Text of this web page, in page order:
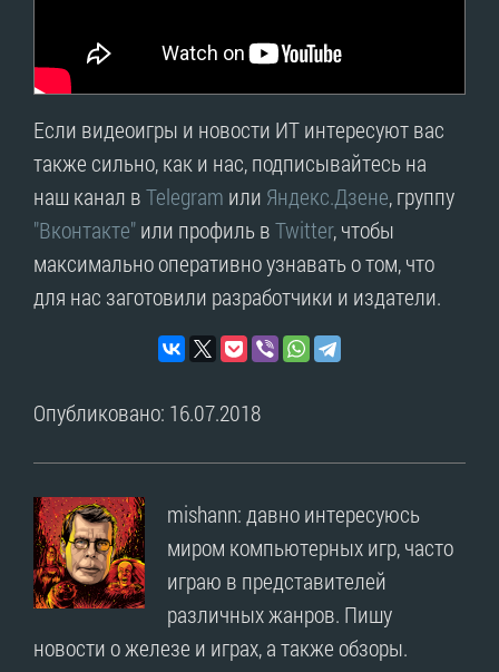
Если видеоигры и новости ИТ интересуют вас
также сильно, как и нас, подписывайтесь на
наш канал вTelegram или Яндекс.Дзене, группу
"Вконтакте"или профиль вTwitter, чтобы
максимально оперативно узнавать о том, что
для нас заготовили разработчики и издатели.
Опубликовано: 16.07.2018
mishann: давно интересуюсь
миром компьютерных игр, часто
играю в представителей
различных жанров. Пишу
новости о железе и играх, а также обзоры.